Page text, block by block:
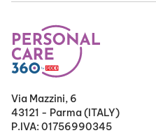
Via Mazzini, 6
43121 - Parma (ITALY)
P.IVA: 01756990345